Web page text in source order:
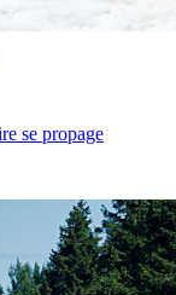
se propage